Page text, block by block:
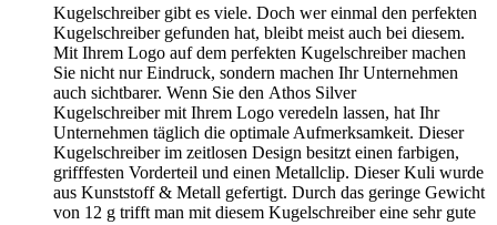
Kugelschreiber gibt es viele. Doch wer einmal den perfekten
Kugelschreiber gefunden hat, bleibt meist auch bei diesem.
Mit Ihrem Logo auf dem perfekten Kugelschreiber machen
Sie nicht nur Eindruck, sondern machen Ihr Unternehmen
auch sichtbarer. Wenn Sie den Athos Silver
Kugelschreiber mit Ihrem Logo veredeln lassen, hat Ihr
Unternehmen täglich die optimale Aufmerksamkeit. Dieser
Kugelschreiber im zeitlosen Design besitzt einen farbigen,
grifffesten Vorderteil und einen Metallclip. Dieser Kuli wurde
aus Kunststoff & Metall gefertigt. Durch das geringe Gewicht
von 12 g trifft man mit diesem Kugelschreiber eine sehr gute